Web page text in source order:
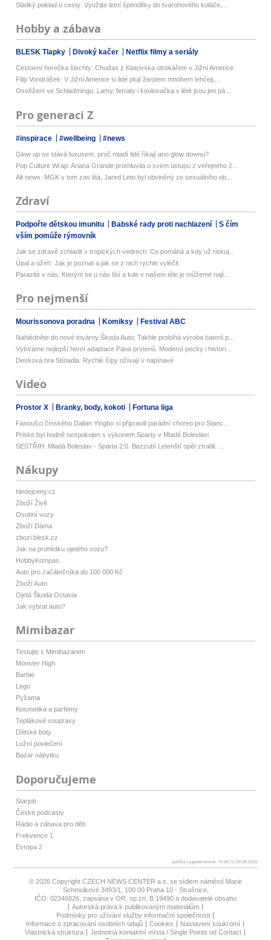
Sladký poklad u cesty: Využijte letní špendlíky do tvarohového koláče,...
Hobby a zábava
BLESK Tlapky Divoký kačer Netflix filmy a seriály
Cestovní horečka šlechty: Chuďas z Klatovska otrokářem v Jižní Americe
Filip Vondrášek: V Jižní Americe si lidé plují životem mnohem lehčeji,...
Osvěžení ve Schladmingu: Lamy, ferraty i koulovačka v létě jsou jen pá...
Pro generaci Z
#inspirace #wellbeing #news
Glow up se stává luxusem, proč mladí lidé říkají ano glow downu?
Pop Culture Wrap: Ariana Grande promluvila o svém ústupu z veřejného ž...
Alt news: MGK v tom zas lítá, Jared Leto byl obviněný ze sexuálního ob...
Zdraví
Podpořte dětskou imunitu Babské rady proti nachlazení
S čím
vším pomůže rýmovník
Jak se zdravě zchladit v tropických vedrech: Co pomáhá a kdy už riskuj...
Úpal a úžeh: Jak je poznat a jak se z nich rychle vyléčit
Parazité v nás: Kterým se u nás líbí a kde v našem těle je můžeme nají...
Pro nejmenší
Mourissonova poradna Komiksy Festival ABC
Nahlédněte do nové továrny Škoda Auto: Takhle probíhá výroba baterií p...
Vybíráme nejlepší herní adaptace Pána prstenů. Moderní pecky i histori...
Desková hra Stínadla: Rychlé šípy ožívají v napínavé
Video
Prostor X Branky, body, kokoti Fortuna liga
Fanoušci čínského Dalian Yingbo si připravili parádní choreo pro Stanc...
Priske byl hodně nespokojen s výkonem Sparty v Mladé Boleslavi
SESTŘIH: Mladá Boleslav - Sparta 2:0. Bezzubí Letenští opět ztratili. ...
Nákupy
hledejceny.cz
Zboží Živě
Osobní vozy
Zboží Dáma
zbozi.blesk.cz
Jak na prohlídku ojetého vozu?
HobbyKompas
Auto pro začátečníka do 100 000 Kč
Zboží Auto
Ojetá Škoda Octavia
Jak vybrat auto?
Mimibazar
Testujte s Mimibazarem
Monster High
Barbie
Lego
Pyžama
Kosmetika a parfémy
Teplákové soupravy
Dětské boty
Ložní povlečení
Bazar nábytku
Doporučujeme
Starjob
České podcasty
Rádio a zábava pro děti
Frekvence 1
Evropa 2
patička vygenerovaná: 15:40:16 09.08.2026
© 2026 Copyright CZECH NEWS CENTER a.s. se sídlem náměstí Marie
Schmolkové 3493/1, 100 00 Praha 10 - Strašnice,
IČO: 02346826, zapsána v OR, sp.zn. B 19490 a dodavatelé obsahu
Autorská práva k publikovaným materiálům
Podmínky pro užívání služby informační společnosti
Informace o zpracování osobních údajů
Cookies
Nastavení soukromí
Vlastnická struktura
Jednotná kontaktní místa / Single Points od Contact